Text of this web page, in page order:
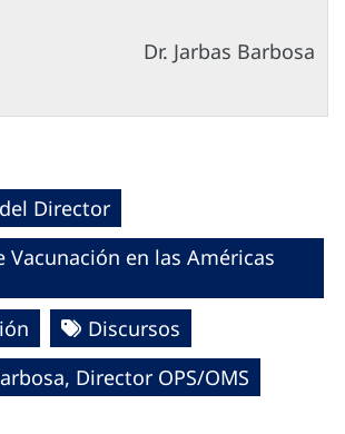
Dr. Jarbas Barbosa
Director
Vacunación en las Américas
Discursos
Director OPS/OMS